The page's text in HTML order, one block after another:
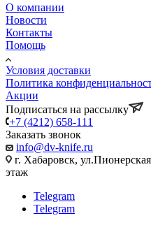
О компании
Новости
Контакты
Помощь
Условия доставки
Политика
Акции
Подписаться на рассылку
+7 (4212) 658-111
Заказать звонок
info@dv-knife.ru
г. Хабаровск,
этаж
Telegram
Telegram